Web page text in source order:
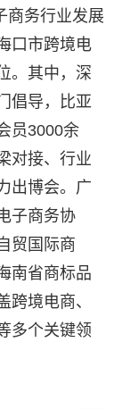
商务行业发展
口市跨境电
。其中，深
倡导，比亚
员3000余
对接、行业
出博会。广
子商务协
贸国际商
南省商标品
跨境电商、
多个关键领